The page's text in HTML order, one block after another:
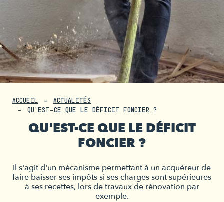
ACCUEIL
ACTUALITÉS
QU'EST-CE QUE LE DÉFICIT FONCIER ?
QU'EST-CE QUE LE DÉFICIT
FONCIER ?
Il s'agit d'un mécanisme permettant à un acquéreur de
faire baisser ses impôts si ses charges sont supérieures
à ses recettes, lors de travaux de rénovation par
exemple.